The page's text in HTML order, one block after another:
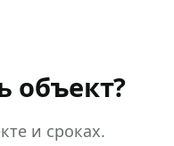
объект?
и сроках.